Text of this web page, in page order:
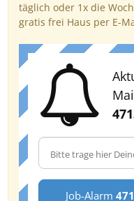
täglich oder 1x die
gratis frei Haus per E-
Job-Alarm